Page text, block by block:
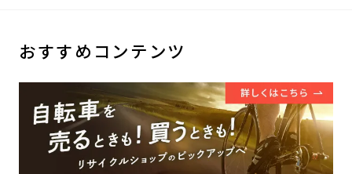
おすすめコンテンツ